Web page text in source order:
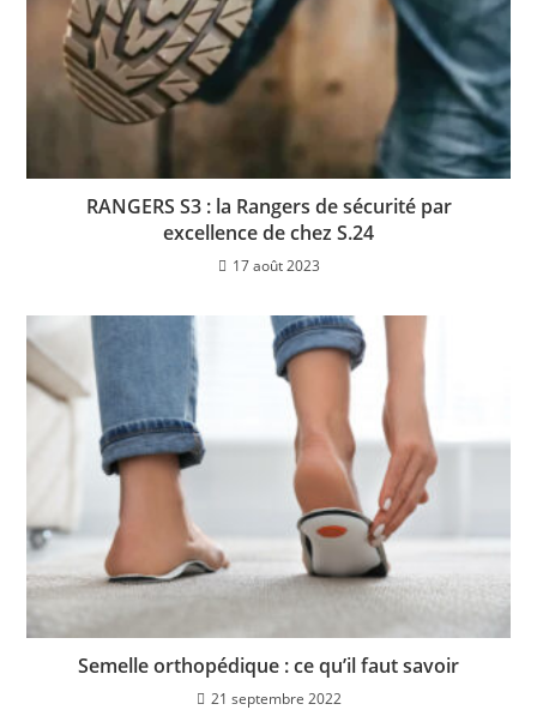
RANGERS S3 : la Rangers de sécurité par
excellence de chez S.24
17 août 2023
Semelle orthopédique : ce qu’il faut savoir
21 septembre 2022